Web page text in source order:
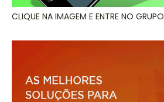
CLIQUE NA IMAGEM E ENTRE NO GRUPO